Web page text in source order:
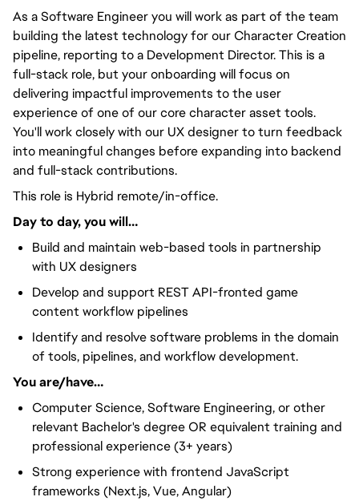
As a Software Engineer you will work as part of the team
building the latest technology for our Character Creation
pipeline, reporting to a Development Director. This is a
full-stack role, but your onboarding will focus on
delivering impactful improvements to the user
experience of one of our core character asset tools.
You'll work closely with our UX designer to turn feedback
into meaningful changes before expanding into backend
and full-stack contributions.
This role is Hybrid remote/in-office.
Day to day, you will…
Build and maintain web-based tools in partnership
with UX designers
Develop and support REST API-fronted game
content workflow pipelines
Identify and resolve software problems in the domain
of tools, pipelines, and workflow development.
You are/have…
Computer Science, Software Engineering, or other
relevant Bachelor's degree OR equivalent training and
professional experience (3+ years)
Strong experience with frontend JavaScript
frameworks (Next.js, Vue, Angular)